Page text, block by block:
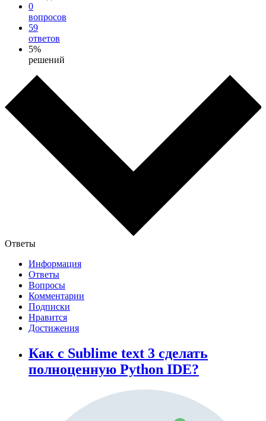
0
вопросов
59
ответов
5%
решений
Ответы
Информация
Ответы
Вопросы
Комментарии
Подписки
Нравится
Достижения
Как с Sublime text 3 сделать
полноценную Python IDE?